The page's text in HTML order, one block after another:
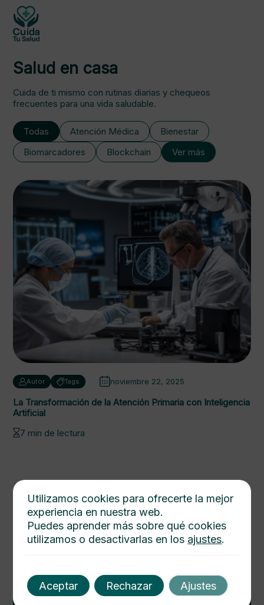
Salud en casa
Cuida de ti mismo con rutinas diarias y chequeos
frecuentes para una vida saludable.
Todas Atención Médica
Bienestar
Biomarcadores
Blockchain Ver más
Autor Tags noviembre 22, 2025
La Transformación de la Atención Primaria con Inteligencia
Artificial
7 min de lectura
Cuida tu salud hoy
consejos médicos. Salud integral al alcance de un
click. Consulta y protege a tu familia.
Utilizamos cookies para ofrecerte la mejor
experiencia en nuestra web.
Puedes aprender más sobre qué cookies
utilizamos o desactivarlas en los ajustes.
Aceptar Rechazar Ajustes